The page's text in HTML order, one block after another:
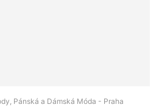
Pánská a Dámská Móda - Praha